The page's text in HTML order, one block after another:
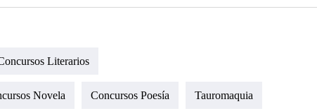
Literarios
Novela Concursos Poesía Tauromaquia